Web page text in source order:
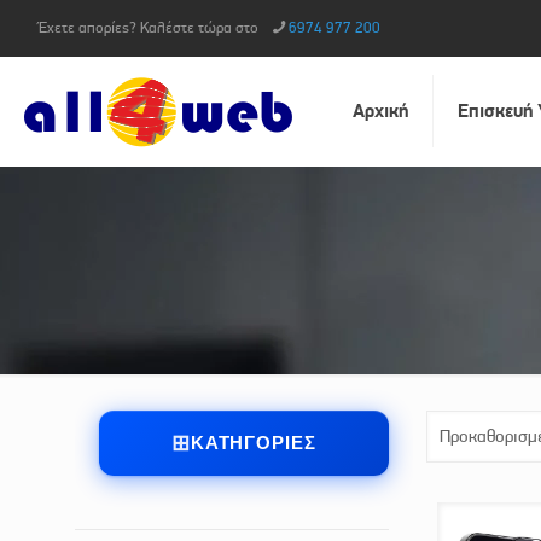
Έχετε απορίες? Καλέστε τώρα στο 6974 977 200
Αρχική Επισκευή
ΚΑΤΗΓΟΡΊΕΣ